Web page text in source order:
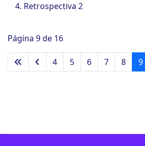
Retrospectiva 2
Página 9 de 16
4 5 6 7 8 9